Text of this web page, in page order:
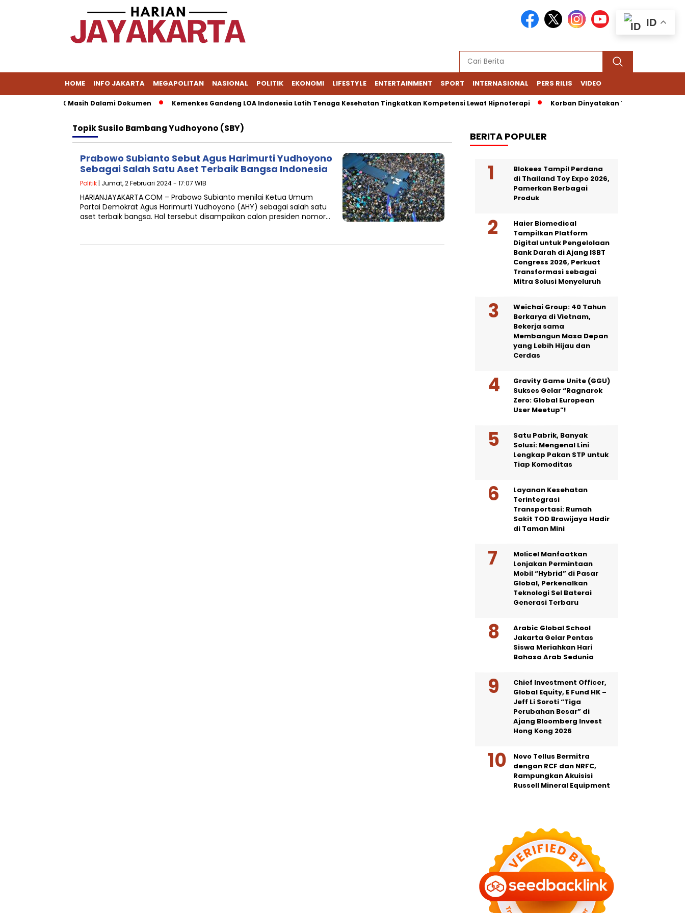
HOME INFO JAKARTA MEGAPOLITAN NASIONAL POLITIK EKONOMI LIFESTYLE ENTERTAINMENT SPORT INTERNASIONAL PERS RILIS VIDEO
Polemik, KPK Masih Dalami Dokumen Kemenkes Gandeng LOA Indonesia Latih Tenaga Kesehatan Tingkatkan Kompetensi Lewat Hipnoterapi Korban Dinyatakan Tewas Usai
TopikSusilo Bambang Yudhoyono (SBY)
Prabowo Subianto Sebut Agus Harimurti Yudhoyono
Sebagai Salah Satu Aset Terbaik Bangsa Indonesia
Politik | Jumat, 2 Februari 2024 - 17:07 WIB
HARIANJAYAKARTA.COM – Prabowo Subianto menilai Ketua Umum
Partai Demokrat Agus Harimurti Yudhoyono (AHY) sebagai salah satu
aset terbaik bangsa. Hal tersebut disampaikan calon presiden nomor…
BERITA POPULER
Blokees Tampil Perdana
di Thailand Toy Expo 2026,
Pamerkan Berbagai
Produk
Haier Biomedical
Tampilkan Platform
Digital untuk Pengelolaan
Bank Darah di Ajang ISBT
Congress 2026, Perkuat
Transformasi sebagai
Mitra Solusi Menyeluruh
Weichai Group: 40 Tahun
Berkarya di Vietnam,
Bekerja sama
Membangun Masa Depan
yang Lebih Hijau dan
Cerdas
Gravity Game Unite (GGU)
Sukses Gelar “Ragnarok
Zero: Global European
User Meetup”!
Satu Pabrik, Banyak
Solusi: Mengenal Lini
Lengkap Pakan STP untuk
Tiap Komoditas
Layanan Kesehatan
Terintegrasi
Transportasi: Rumah
Sakit TOD Brawijaya Hadir
di Taman Mini
Molicel Manfaatkan
Lonjakan Permintaan
Mobil “Hybrid” di Pasar
Global, Perkenalkan
Teknologi Sel Baterai
Generasi Terbaru
Arabic Global School
Jakarta Gelar Pentas
Siswa Meriahkan Hari
Bahasa Arab Sedunia
Chief Investment Officer,
Global Equity, E Fund HK –
Jeff Li Soroti “Tiga
Perubahan Besar” di
Ajang Bloomberg Invest
Hong Kong 2026
Novo Tellus Bermitra
dengan RCF dan NRFC,
Rampungkan Akuisisi
Russell Mineral Equipment
ID